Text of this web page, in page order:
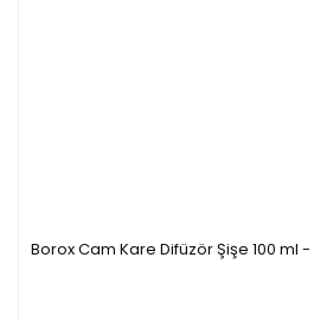
Borox Cam Kare Difüzör Şişe 100 ml